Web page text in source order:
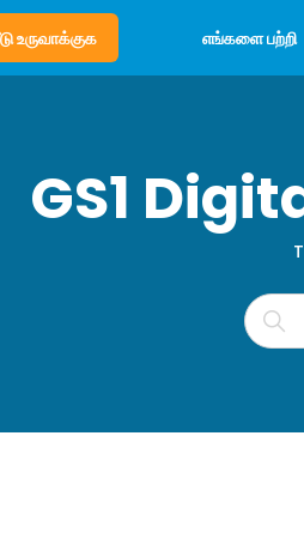
உருவாக்குக எங்களை பற்றி
GS1